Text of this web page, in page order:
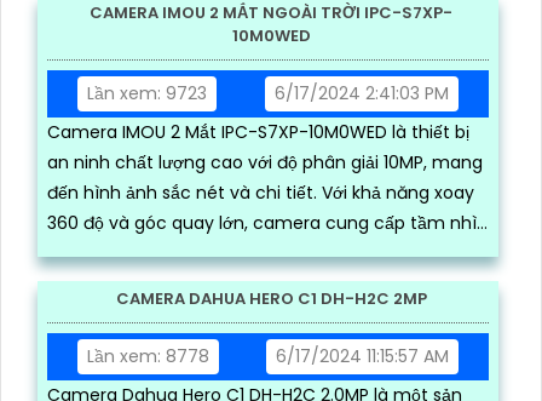
CAMERA IMOU 2 MẮT NGOÀI TRỜI IPC-S7XP-
10M0WED
Lần xem: 9723
6/17/2024 2:41:03 PM
Camera IMOU 2 Mắt IPC-S7XP-10M0WED là thiết bị
an ninh chất lượng cao với độ phân giải 10MP, mang
đến hình ảnh sắc nét và chi tiết. Với khả năng xoay
360 độ và góc quay lớn, camera cung cấp tầm nhìn
toàn diện
CAMERA DAHUA HERO C1 DH-H2C 2MP
Lần xem: 8778
6/17/2024 11:15:57 AM
Camera Dahua Hero C1 DH-H2C 2.0MP là một sản